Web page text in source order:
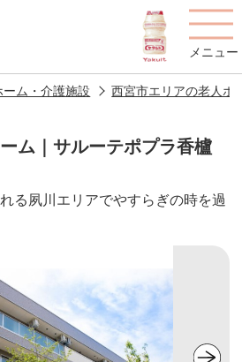
メニュー
よくあるご質問
アクセス
ム・介護施設 西宮市エリアの老人ホ
ム｜サルーテポプラ香櫨
る夙川エリアでやすらぎの時を過